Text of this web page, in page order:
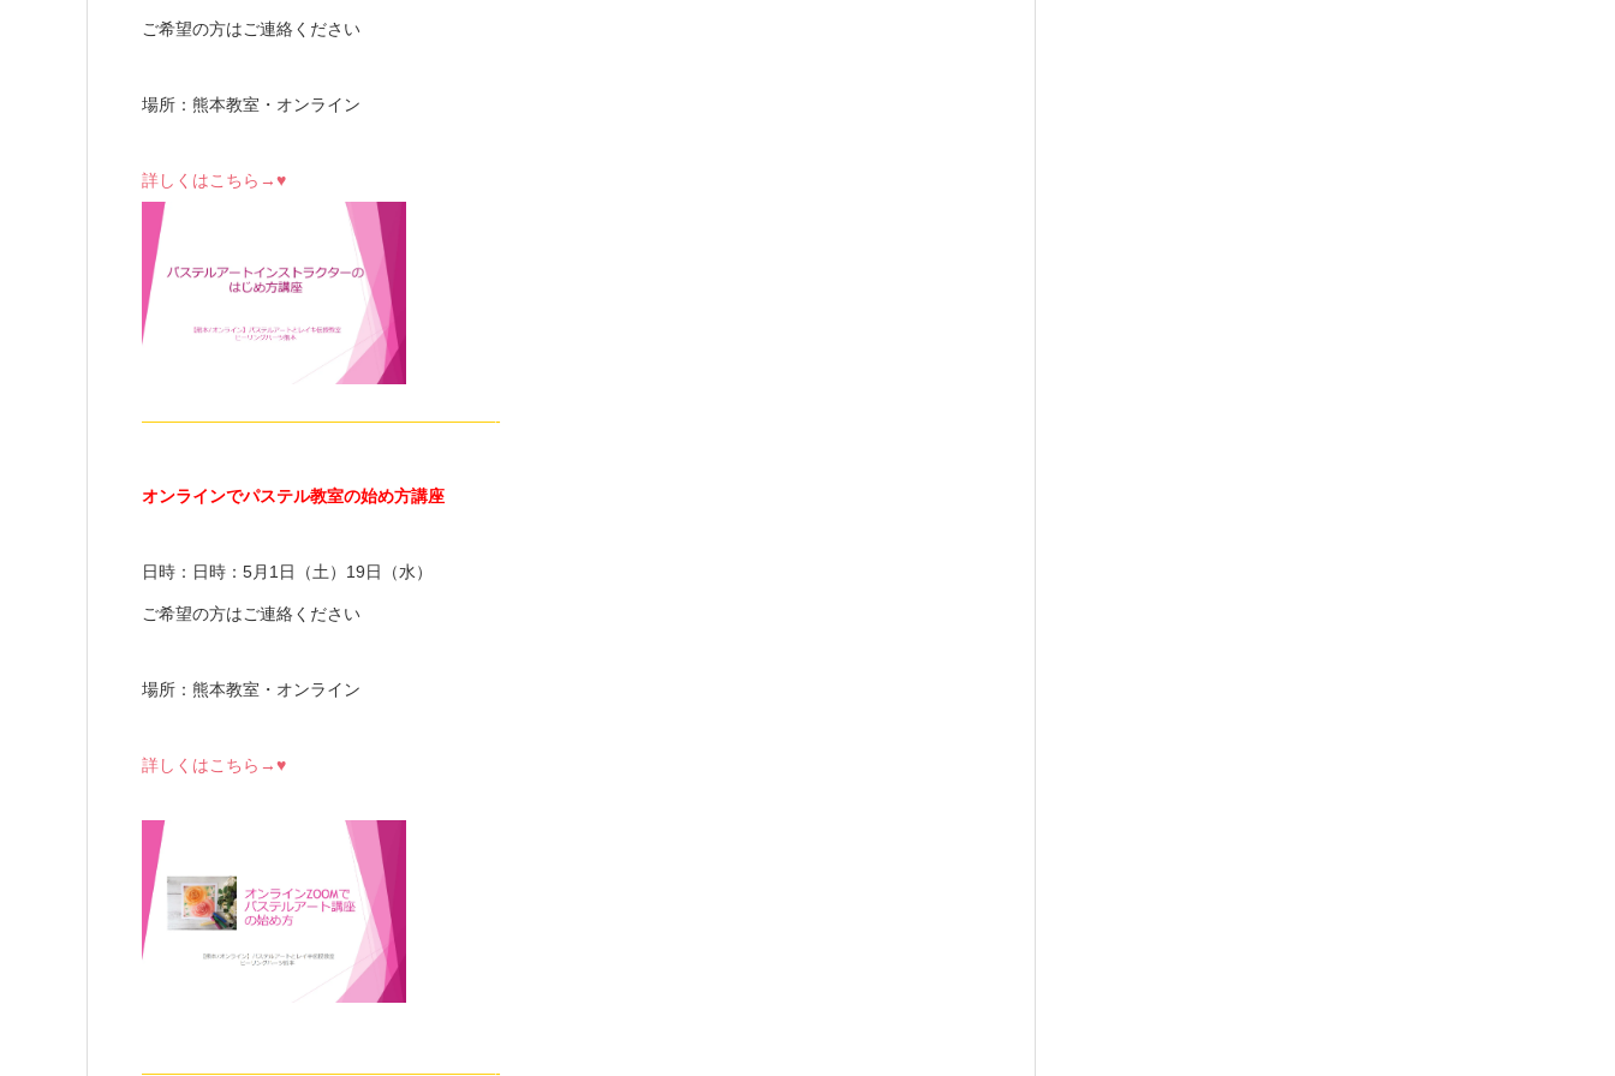
ご希望の方はご連絡ください
場所：熊本教室・オンライン
詳しくはこちら→♥
—————————————————————-
オンラインでパステル教室の始め方講座
日時：日時：5月1日（土）19日（水）
ご希望の方はご連絡ください
場所：熊本教室・オンライン
詳しくはこちら→♥